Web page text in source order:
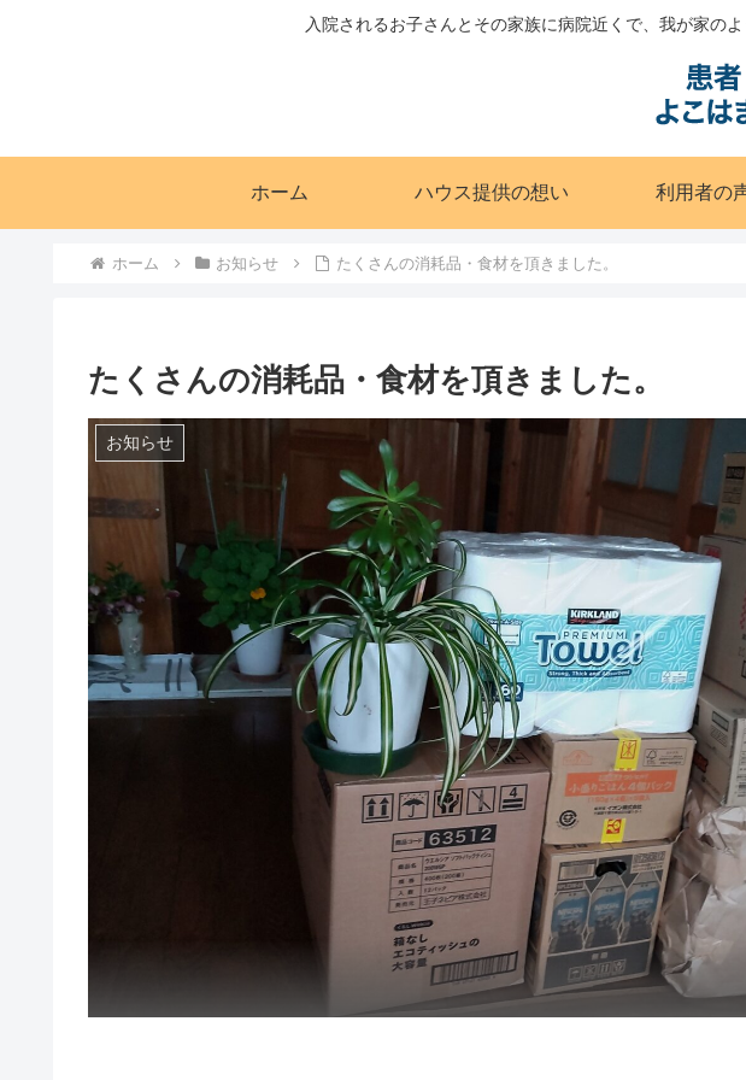
入院されるお子さんとその家族に病院近くで、我が家の
ホーム ハウス提供の想い 利用者の
ホーム お知らせ たくさんの消耗品・食材を頂きました。
たくさんの消耗品・食材を頂きました。
お知らせ